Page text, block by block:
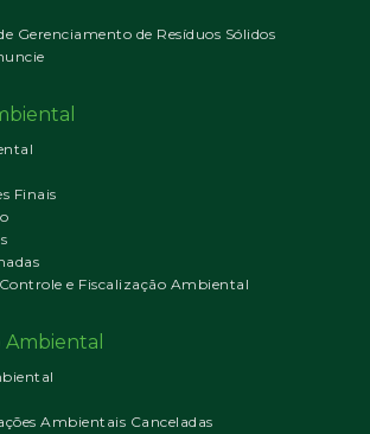
Gerenciamento de Resíduos Sólidos
Finais
e Fiscalização Ambiental
Ambientais Canceladas